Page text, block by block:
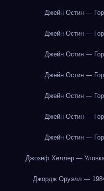
Джейн Остин —
Джейн Остин —
Джейн Остин —
Джейн Остин —
Джейн Остин —
Джейн Остин —
Джейн Остин —
Джозеф Хеллер —
Джордж Оруэлл —